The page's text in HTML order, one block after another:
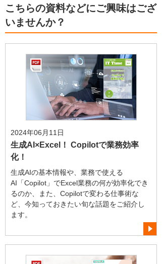
こちらの資料などにご興味はござ
いませんか？
2024年06月11日
生成AI×Excel！ Copilotで業務効率
化！
生成AIの基本情報や、業務で使える
AI「Copilot」でExcel業務の何が効率化でき
るのか、また、Copilotで変わる仕事術な
ど、今知っておきたい旬な話題をご紹介し
ます。